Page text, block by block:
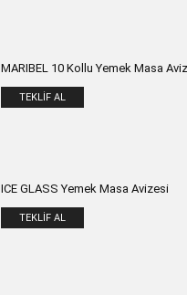
MARIBEL 10 Kollu Yemek Masa
TEKLIF AL
ICE GLASS Yemek Masa Avizesi
TEKLIF AL